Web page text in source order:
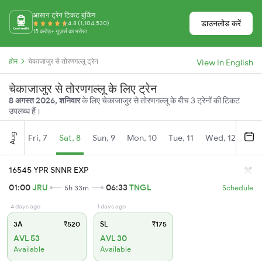
आसान ट्रेन टिकट बुकिंग
4.8 (1,104,530)
15 करोड़+ यूज़र्स का भरोसा
डाउनलोड करें
होम चेकाजाजुर से तोरणगल्लू ट्रेन View in English
चेकाजाजुर से तोरणगल्लू के लिए ट्रेन
8 अगस्त 2026, शनिवारके लिए चेकाजाजुर से तोरणगल्लू के बीच 3 ट्रेनों की टिकट
उपलब्ध हैं।
Aug Fri, 7 Sat, 8 Sun, 9 Mon, 10 Tue, 11 Wed, 12
16545 YPR SNNR EXP
01:00JRU 5h 33m 06:33TNGL Schedule
4 days ago
3A ₹520
AVL 53
Available
1 days ago
SL ₹175
AVL 30
Available